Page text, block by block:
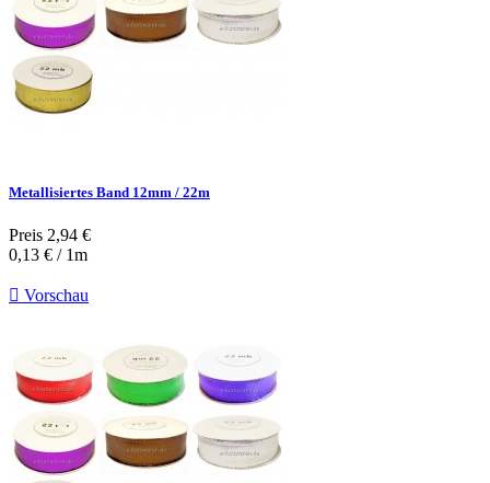
Metallisiertes Band 12mm / 22m
Preis 2,94 €
0,13 € / 1m
 Vorschau